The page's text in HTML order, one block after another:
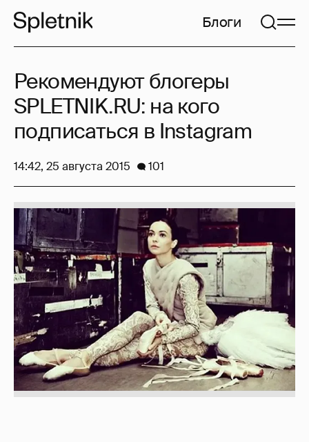
Блоги
Рекомендуют блогеры
SPLETNIK.RU: на кого
подписаться в Instagram
14:42, 25 августа 2015 101